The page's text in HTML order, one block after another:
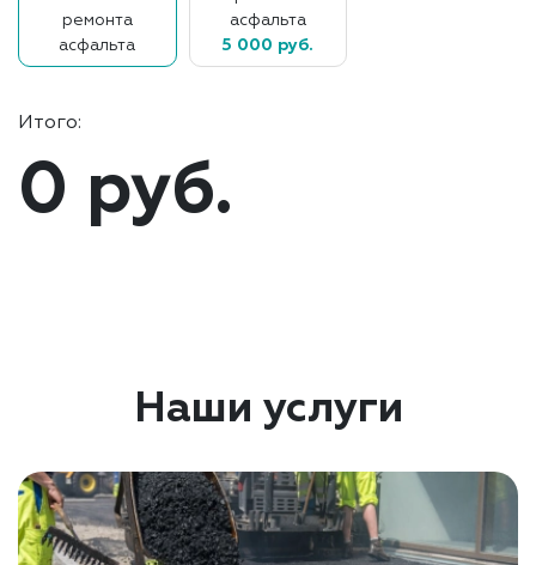
ремонта
асфальта
асфальта
5 000 руб.
Итого:
0 руб.
Наши услуги